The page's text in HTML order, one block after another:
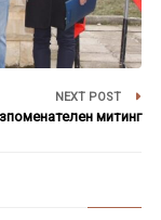
NEXT POST
митинг